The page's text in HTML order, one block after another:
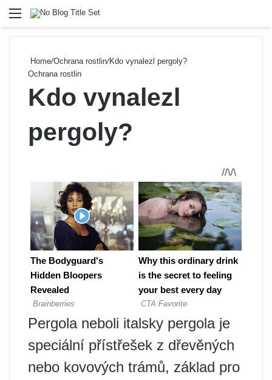
Menu
Home/Ochrana rostlin/Kdo vynalezl pergoly?
Ochrana rostlin
Kdo vynalezl
pergoly?
Pergola neboli italsky pergola je
speciální přístřešek z dřevěných
nebo kovových trámů, základ pro